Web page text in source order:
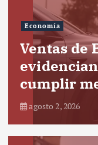
Economía
Ventas de
cumplir
agosto 2, 2026